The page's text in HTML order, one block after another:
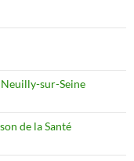
Neuilly-sur-Seine
de la Santé